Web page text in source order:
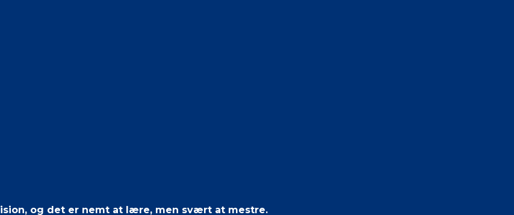
og det er nemt at lære, men svært at mestre.